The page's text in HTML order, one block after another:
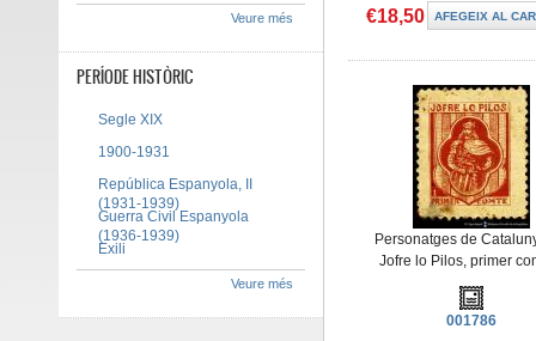
€18,50
Personatges de
Jofre lo Pilos, primer
001786
Veure més
PERÍODE HISTÒRIC
Segle XIX
1900-1931
República Espanyola, II
(1931-1939)
Guerra Civil Espanyola
(1936-1939)
Exili
Veure més